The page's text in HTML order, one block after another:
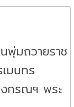
พุ่มถวายราช
มนทร
กรณฯ พระ